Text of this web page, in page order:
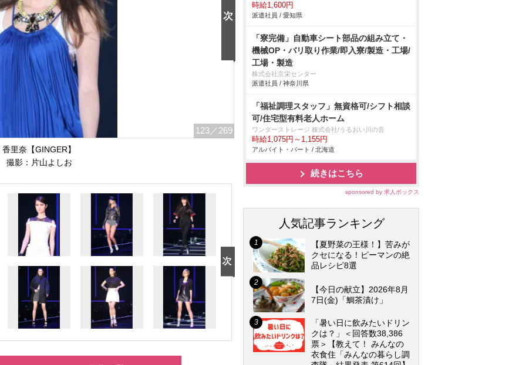
123 ／269
香里奈【GINGER】
撮影：片山よしお
時給1,600円
派遣社員 / 愛知県
「寮完備」自動車シート部品の組み立て・
機械OP・バリ取り作業/即入寮/製造・工場/
工場・製造
株式会社京栄センター
派遣社員 / 神奈川県
「福祉調理スタッフ」無資格可/シフト相談
可/住宅型有料老人ホーム
ワンダーストレージ 株式会社/うるおい川の音
時給1,075円～1,155円
アルバイト・パート / 北海道
続きはこちら
sponsored by 求人ボックス
人気記事ランキング
【夏野菜の王様！】苦みが
クセになる！ピーマンの絶
品レシピ8選
【今日の献立】2026年8月
7日(金)「鯛茶漬け」
「暑い日に飲みたいドリン
クは？」＜回答数38,386
票＞【教えて！ みんなの
衣食住「みんなの暮らし調